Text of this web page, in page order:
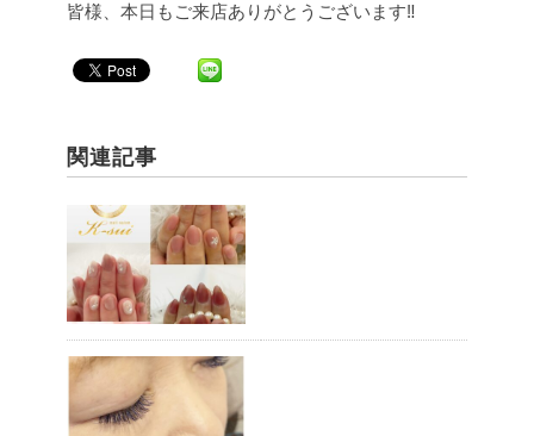
皆様、本日もご来店ありがとうございます‼︎
関連記事